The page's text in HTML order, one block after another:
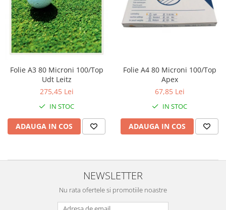
Perforatoare
Suporturi pentru accesorii
Suporturi pentru documente
Tavite pentru Documente
Tusuri si tusiere
Europubele
Hartie igienica
Lavete
Odorizante
Produse din hartie
Prosoape din hartie
Saci menajeri
Sapunuri si dezinfectanti
Uz universal
Folie A3 80 Microni 100/Top
Udt Leitz
275,45 Lei
IN STOC
ADAUGA IN COS
Folie A4 80 Microni 100/Top
Apex
67,85 Lei
IN STOC
ADAUGA IN COS
NEWSLETTER
Nu rata ofertele si promotiile noastre